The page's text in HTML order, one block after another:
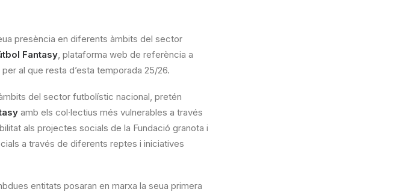
presència en diferents àmbits del sector
Fantasy, plataforma web de referència a
al que resta d’esta temporada 25/26.
del sector futbolístic nacional, pretén
amb els col·lectius més vulnerables a través
als projectes socials de la Fundació granota i
a través de diferents reptes i iniciatives
entitats posaran en marxa la seua primera